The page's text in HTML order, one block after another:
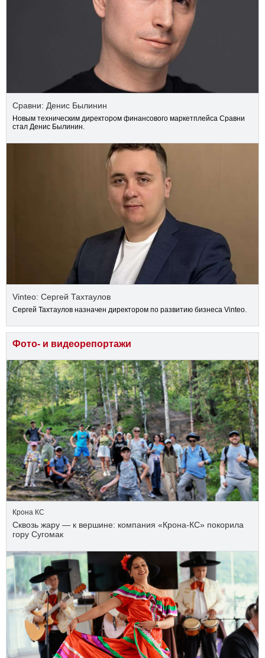
Сравни: Денис Былинин
Новым техническим директором финансового маркетплейса Сравни
стал Денис Былинин.
Vinteo: Сергей Тахтаулов
Сергей Тахтаулов назначен директором по развитию бизнеса Vinteo.
Фото- и видеорепортажи
Крона КС
Сквозь жару — к вершине: компания «Крона‑КС» покорила
гору Сугомак